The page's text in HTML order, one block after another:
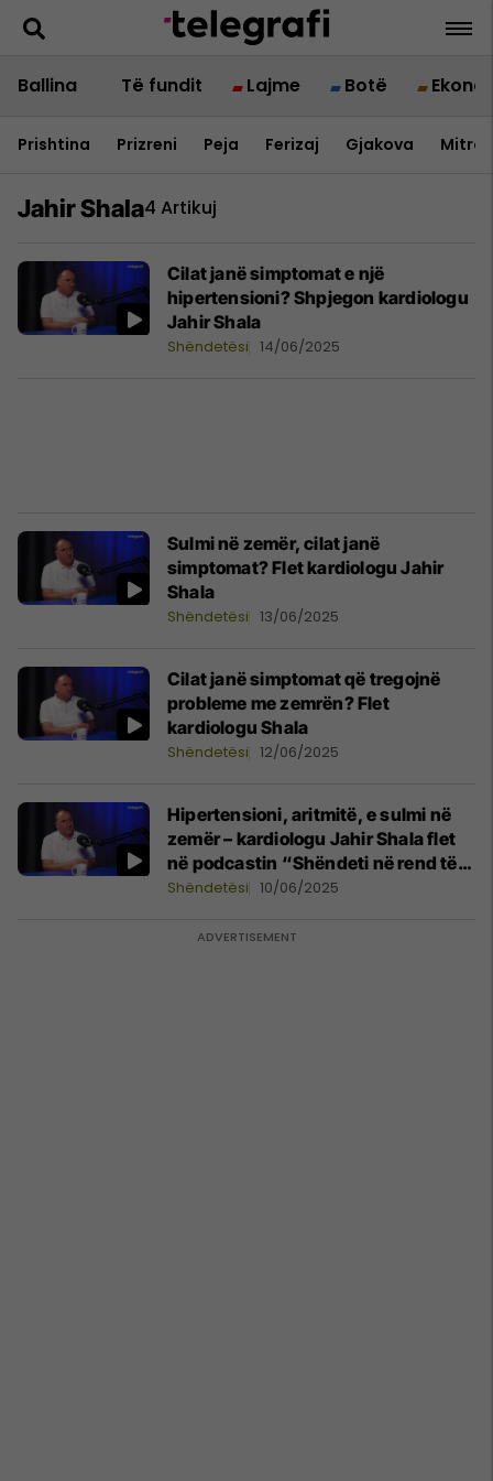
Ballina Të fundit Lajme Botë
Prishtina Prizreni Peja Ferizaj Gjakova
Jahir Shala4 Artikuj
Cilat janë simptomat e një
hipertensioni? Shpjegon kardiologu
Jahir Shala
Shëndetësi 14/06/2025
Sulmi në zemër, cilat janë
simptomat? Flet kardiologu Jahir
Shala
Shëndetësi 13/06/2025
Cilat janë simptomat që tregojnë
probleme me zemrën? Flet
kardiologu Shala
Shëndetësi 12/06/2025
Hipertensioni, aritmitë, e sulmi në
zemër – kardiologu Jahir Shala flet
në podcastin “Shëndeti në rend të
parë”
Shëndetësi 10/06/2025